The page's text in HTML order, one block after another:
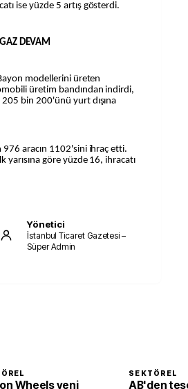
ise yüzde 5 artış gösterdi.
DEVAM
modellerini üreten
üretim bandından indirdi,
bin 200'ünü yurt dışına
aracın 1102'sini ihraç etti.
yarısına göre yüzde 16, ihracatı
Yönetici
İstanbul Ticaret Gazetesi –
Süper Admin
Wheels yeni
SEKTÖREL
AB'den